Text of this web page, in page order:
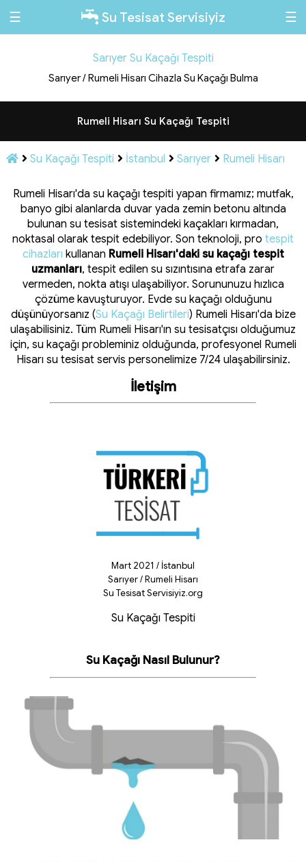
☰ Su Tesisat Servisiyiz ☰
Sarıyer Su Kaçağı Tespiti
Sarıyer / Rumeli Hisarı Cihazla Su Kaçağı Bulma
Rumeli Hisarı Su Kaçağı Tespiti
Su Kaçağı Tespiti İstanbul Sarıyer Rumeli Hisarı
Rumeli Hisarı'da su kaçağı tespiti yapan firmamız; mutfak,
banyo gibi alanlarda duvar yada zemin betonu altında
bulunan su tesisat sistemindeki kaçakları kırmadan,
noktasal olarak tespit edebiliyor. Son teknoloji, pro tespit
cihazları kullanan Rumeli Hisarı'daki su kaçağı tespit
uzmanları, tespit edilen su sızıntısına etrafa zarar
vermeden, nokta atışı ulaşabiliyor. Sorununuzu hızlıca
çözüme kavuşturuyor. Evde su kaçağı olduğunu
düşünüyorsanız (Su Kaçağı Belirtileri) Rumeli Hisarı'da bize
ulaşabilisiniz. Tüm Rumeli Hisarı'ın su tesisatçısı olduğumuz
için, su kaçağı probleminiz olduğunda, profesyonel Rumeli
Hisarı su tesisat servis personelimize 7/24 ulaşabilirsiniz.
İletişim
Mart 2021 / İstanbul
Sarıyer / Rumeli Hisarı
Su Tesisat Servisiyiz.org
Su Kaçağı Tespiti
Su Kaçağı Nasıl Bulunur?